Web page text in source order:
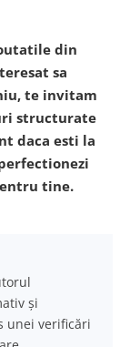
din
sa
te invitam
structurate
daca esti la
tine.
și
unei verificări